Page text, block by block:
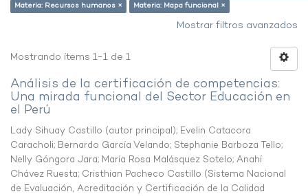
Materia: Recursos humanos ×
Materia: Mapa funcional ×
Mostrar filtros avanzados
Mostrando ítems 1-1 de 1
Análisis de la certificación de competencias:
Una mirada funcional del Sector Educación en
el Perú
Lady Sihuay Castillo (autor principal); Evelin Catacora
Caracholi; Bernardo García Velando; Stephanie Barboza Tello;
Nelly Góngora Jara; María Rosa Malásquez Sotelo; Anahí
Chávez Ruesta; Cristhian Pacheco Castillo (Sistema Nacional
de Evaluación, Acreditación y Certificación de la Calidad